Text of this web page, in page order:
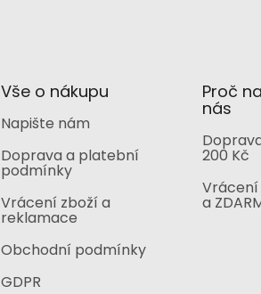
Vše o nákupu
Napište nám
Doprava a platební
podmínky
Vrácení zboží a
reklamace
Obchodní podmínky
GDPR
Proč
nás
200 Kč
Vrácení
a